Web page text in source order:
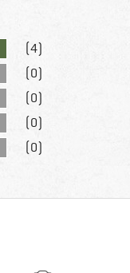
(4)
(0)
(0)
(0)
(0)